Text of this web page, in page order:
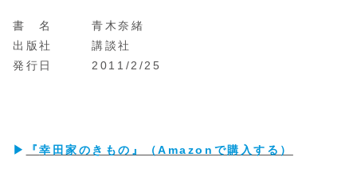
書 名 青木奈緒
出版社 講談社
発行日 2011/2/25
▶ 『幸田家のきもの』（Amazonで購入する）